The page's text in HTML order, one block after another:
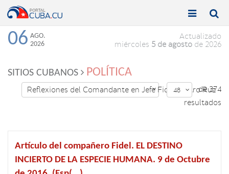
Toggle

Toggle

06 AGO.
2026
Actualizado
miércoles 5 de agosto de 2026
SITIOS CUBANOS POLÍTICA
Reflexiones del Comandante en Jefe Fidel Castro Ruz
 48 
de 374
resultados
Artículo del compañero Fidel. EL DESTINO
INCIERTO DE LA ESPECIE HUMANA. 9 de Octubre